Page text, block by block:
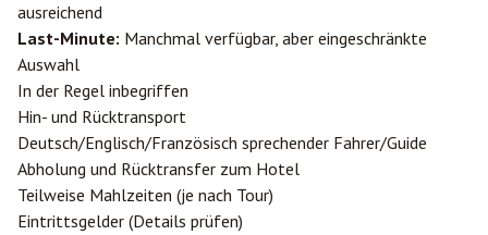
ausreichend
Last-Minute: Manchmal verfügbar, aber eingeschränkte
Auswahl
In der Regel inbegriffen
Hin- und Rücktransport
Deutsch/Englisch/Französisch sprechender Fahrer/Guide
Abholung und Rücktransfer zum Hotel
Teilweise Mahlzeiten (je nach Tour)
Eintrittsgelder (Details prüfen)